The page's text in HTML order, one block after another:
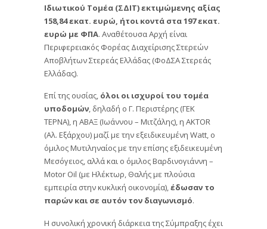
Ιδιωτικού Τομέα (ΣΔΙΤ) εκτιμώμενης αξίας
158,84 εκατ. ευρώ, ήτοι κοντά στα 197 εκατ.
ευρώ με ΦΠΑ. Αναθέτουσα Αρχή είναι
Περιφερειακός Φορέας Διαχείρισης Στερεών
Αποβλήτων Στερεάς Ελλάδας (ΦοΔΣΑ Στερεάς
Ελλάδας).
Επί της ουσίας, όλοι οι ισχυροί του τομέα
υποδομών , δηλαδή ο Γ. Περιστέρης (ΓΕΚ
ΤΕΡΝΑ), η ΑΒΑΞ (Ιωάννου – Μιτζάλης), η AKTOR
(Αλ. Εξάρχου) μαζί με την εξειδικευμένη Watt, ο
όμιλος Μυτιληναίος με την επίσης εξιδεικευμένη
Μεσόγειος, αλλά και ο όμιλος Βαρδινογιάννη –
Motor Oil (με Ηλέκτωρ, Θαλής με πλούσια
εμπειρία στην κυκλική οικονομία), έδωσαν το
παρών και σε αυτόν τον διαγωνισμό.
Η συνολική χρονική διάρκεια της Σύμπραξης έχει